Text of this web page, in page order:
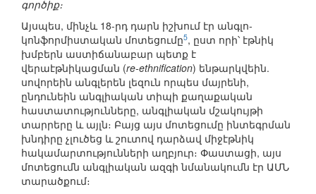
գործիք։
Այսպես, մինչև 18-րդ դարն իշխում էր անգլո-
կոնֆորմիստական մոտեցումը5, ըստ որի՝ էթնիկ
խմբերն աստիճանաբար պետք է
վերաէթնիկացման (re-ethnification) ենթարկվեին.
սովորեին անգլերեն լեզուն որպես մայրենի,
ընդունեին անգլիական տիպի քաղաքական
հաստատությունները, անգլիական մշակույթի
տարրերը և այլն։ Բայց այս մոտեցումը ինտեգրման
խնդիրը չլուծեց և շուտով դարձավ միջէթնիկ
հակամարտությունների աղբյուր։ Փաստացի, այս
մոտեցումն անգլիական ազգի նմանակումն էր ԱՄՆ
տարածքում։